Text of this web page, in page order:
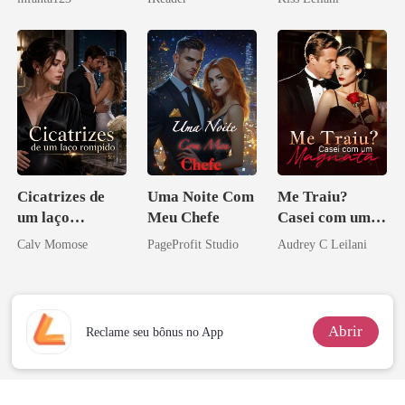
maligno
Cicatrizes de
um laço
rompido
Calv Momose
Uma Noite Com
Meu Chefe
PageProfit Studio
Me Traiu?
Casei com um
Magnata
Audrey C Leilani
Reclame seu bônus no App Abrir